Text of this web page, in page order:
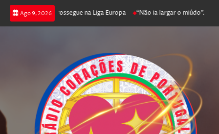
Ago 9, 2026
joga poker e prossegue na Liga Europa “Não ia largar o miúdo”.